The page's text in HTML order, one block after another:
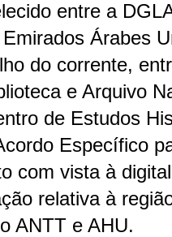
entre a
Árabes
do corrente,
e Arquivo
de Estudos
Específico
com vista à
relativa à
ANTT e AHU.